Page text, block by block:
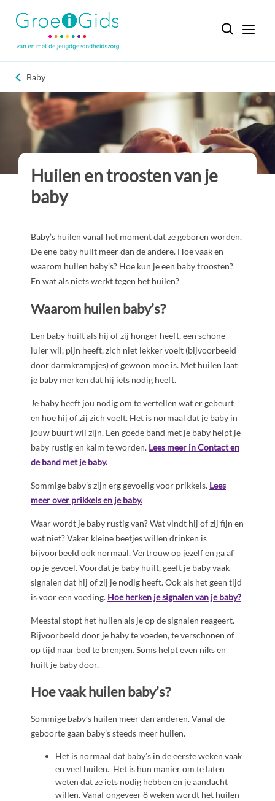
Baby
Huilen en troosten van je
baby
Baby’s huilen vanaf het moment dat ze geboren worden.
De ene baby huilt meer dan de andere. Hoe vaak en
waarom huilen baby’s? Hoe kun je een baby troosten?
En wat als niets werkt tegen het huilen?
Waarom huilen baby’s?
Een baby huilt als hij of zij honger heeft, een schone
luier wil, pijn heeft, zich niet lekker voelt (bijvoorbeeld
door darmkrampjes) of gewoon moe is. Met huilen laat
je baby merken dat hij iets nodig heeft.
Je baby heeft jou nodig om te vertellen wat er gebeurt
en hoe hij of zij zich voelt. Het is normaal dat je baby in
jouw buurt wil zijn. Een goede band met je baby helpt je
baby rustig en kalm te worden. Lees meer in Contact en
de band met je baby.
Sommige baby’s zijn erg gevoelig voor prikkels. Lees
meer over prikkels en je baby.
Waar wordt je baby rustig van? Wat vindt hij of zij fijn en
wat niet? Vaker kleine beetjes willen drinken is
bijvoorbeeld ook normaal. Vertrouw op jezelf en ga af
op je gevoel. Voordat je baby huilt, geeft je baby vaak
signalen dat hij of zij je nodig heeft. Ook als het geen tijd
is voor een voeding. Hoe herken je signalen van je baby?
Meestal stopt het huilen als je op de signalen reageert.
Bijvoorbeeld door je baby te voeden, te verschonen of
op tijd naar bed te brengen. Soms helpt even niks en
huilt je baby door.
Hoe vaak huilen baby’s?
Sommige baby’s huilen meer dan anderen. Vanaf de
geboorte gaan baby’s steeds meer huilen.
Het is normaal dat baby’s in de eerste weken vaak
en veel huilen. Het is hun manier om te laten
weten dat ze iets nodig hebben en je aandacht
willen. Vanaf ongeveer 8 weken wordt het huilen